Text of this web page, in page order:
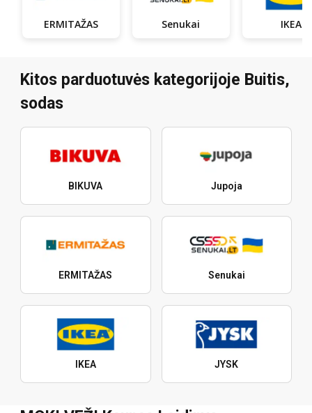
ERMITAŽAS Senukai IKEA
Kitos parduotuvės kategorijoje Buitis,
sodas
BIKUVA Jupoja
ERMITAŽAS Senukai
IKEA JYSK